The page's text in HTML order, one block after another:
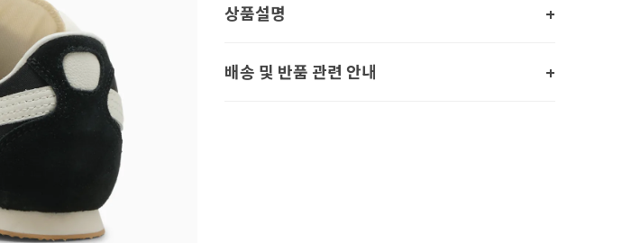
상품설명
배송 및 반품 관련 안내